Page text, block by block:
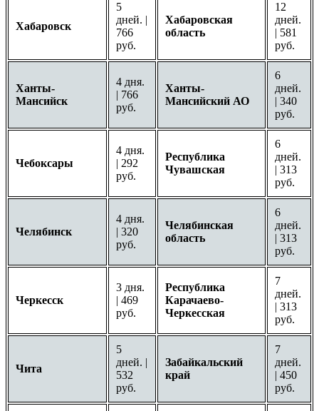
Хабаровск
5
дней. |
766
руб.
Хабаровская
область
12
дней.
| 581
руб.
Ханты-
Мансийск
4 дня.
| 766
руб.
Ханты-
Мансийский АО
6
дней.
| 340
руб.
Чебоксары
4 дня.
| 292
руб.
Республика
Чувашская
6
дней.
| 313
руб.
Челябинск
4 дня.
| 320
руб.
Челябинская
область
6
дней.
| 313
руб.
Черкесск
3 дня.
| 469
руб.
Республика
Карачаево-
Черкесская
7
дней.
| 313
руб.
Чита
5
дней. |
532
руб.
Забайкальский
край
7
дней.
| 450
руб.